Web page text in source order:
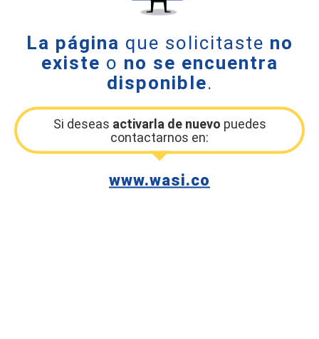
La página que solicitaste no
existe o no se encuentra
disponible.
Si deseas activarla de nuevo puedes
contactarnos en:
www.wasi.co